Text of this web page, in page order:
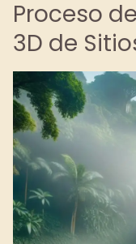
Proceso
3D de